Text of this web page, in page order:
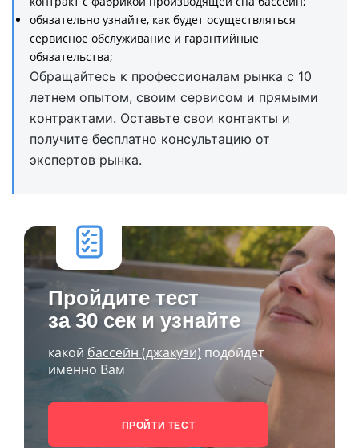
обязательно узнайте, как будет осуществляться
сервисное обслуживание и гарантийные
обязательства;
Обращайтесь к профессионалам рынка с 10
летнем опытом, своим сервисом и прямыми
контрактами. Оставьте свои контакты и
получите бесплатно консультацию от
экспертов рынка.
Пройдите тест
за 30 сек и узнайте
какой бассейн (джакузи) подойдет
именно Вам
ПРОЙТИ ТЕСТ